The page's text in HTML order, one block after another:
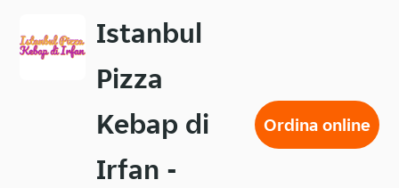
contenuto
Istanbul
Pizza
Kebap di
Irfan -
Ordina online